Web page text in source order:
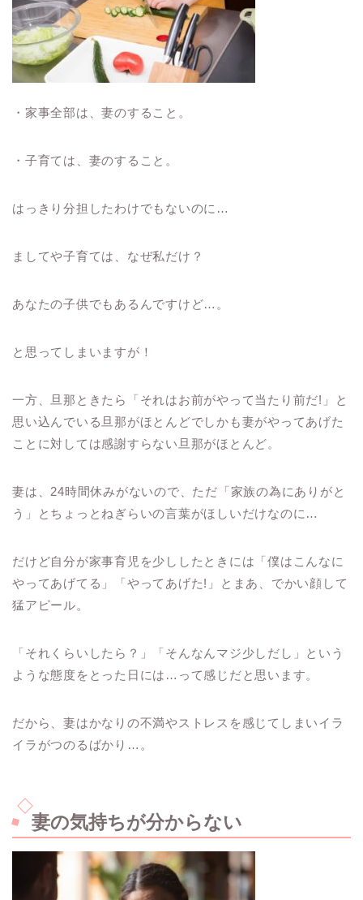
・家事全部は、妻のすること。
・子育ては、妻のすること。
はっきり分担したわけでもないのに …
ましてや子育ては、なぜ私だけ？
あなたの子供でもあるんですけど… 。
と思ってしまいますが！
一方、旦那ときたら「それはお前がやって当たり前だ!」と
思い込んでいる旦那がほとんどでしかも妻がやってあげた
ことに対しては感謝すらない旦那がほとんど。
妻は、24時間休みがないので、ただ「家族の為にありがと
う」とちょっとねぎらいの言葉がほしいだけなのに…
だけど自分が家事育児を少ししたときには「僕はこんなに
やってあげてる」「やってあげた!」とまあ、でかい顔して
猛アピール。
「それくらいしたら？」「そんなんマジ少しだし」という
ような態度をとった日には … って感じだと思います。
だから、妻はかなりの不満やストレスを感じてしまいイラ
イラがつのるばかり … 。
妻の気持ちが分からない